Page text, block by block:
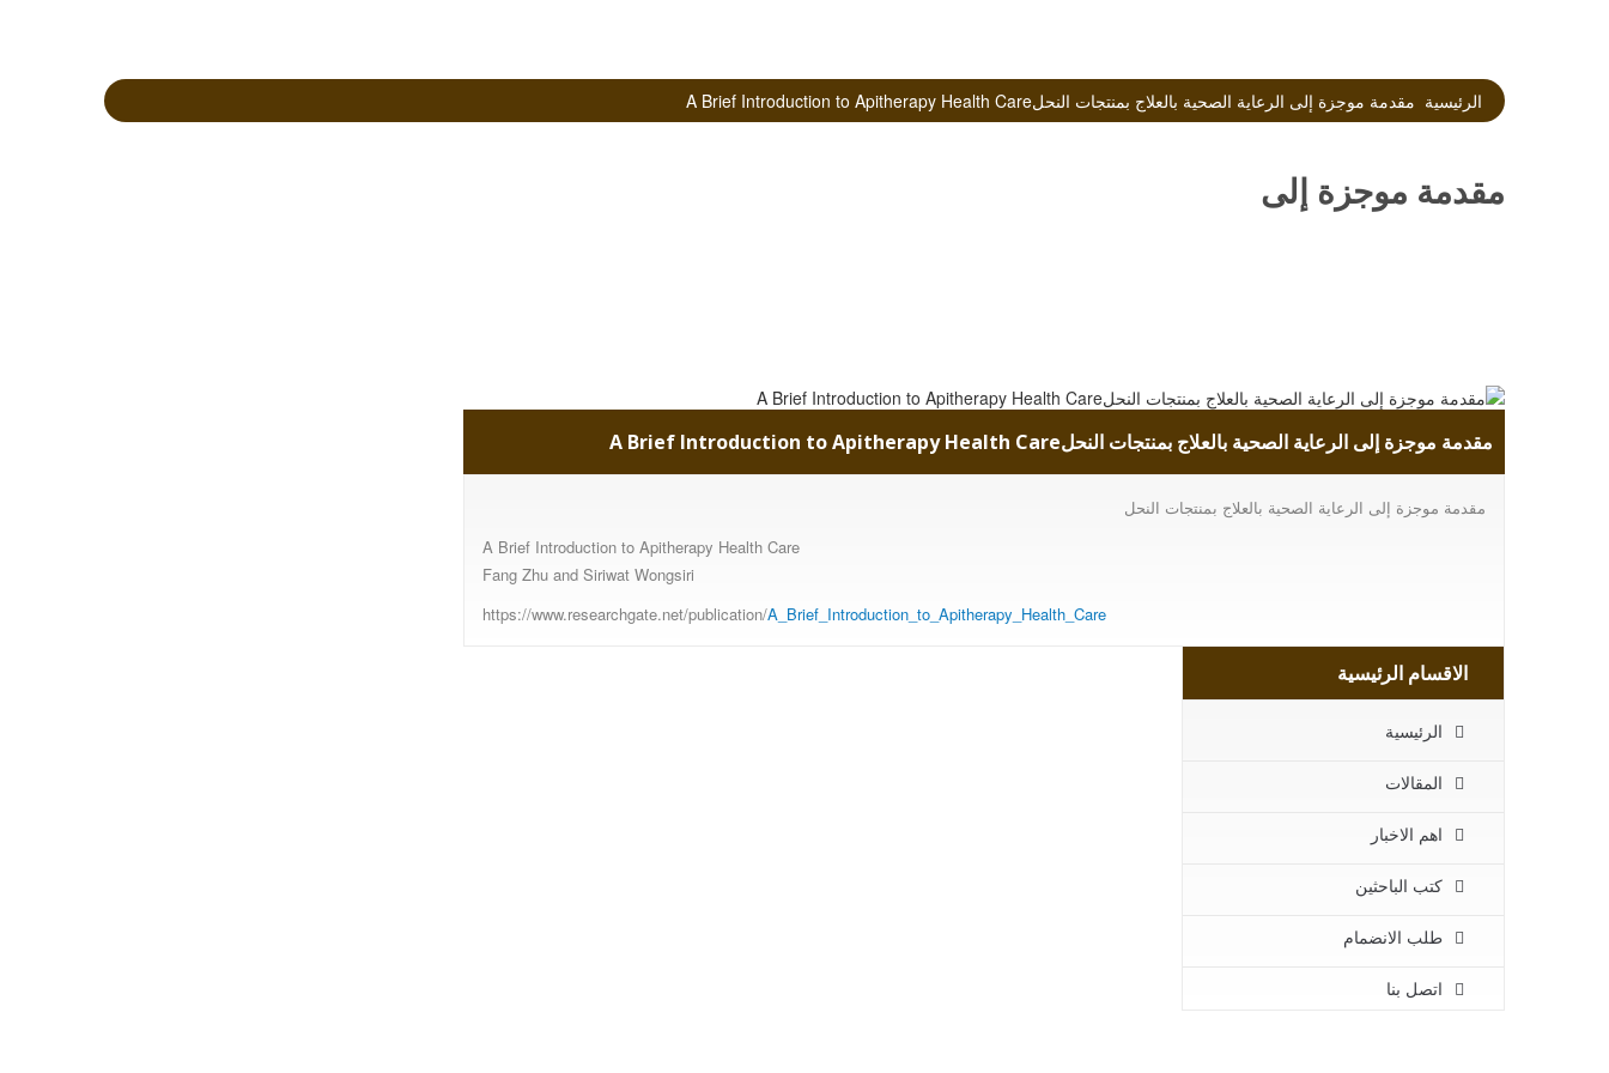
الرئيسية مقدمة موجزة إلى الرعاية الصحية بالعلاج بمنتجات النحلA Brief Introduction to Apitherapy Health Care
مقدمة موجزة إلى
Introduction to
Care
مقدمة موجزة إلى الرعاية الصحية بالعلاج بمنتجات النحلA Brief Introduction to Apitherapy Health Care
مقدمة موجزة إلى الرعاية الصحية بالعلاج بمنتجات النحل
A Brief Introduction to Apitherapy Health Care
Fang Zhu and Siriwat Wongsiri
https://www.researchgate.net/publication/A_Brief_Introduction_to_Apitherapy_Health_Care
الاقسام الرئيسية
الرئيسية
المقالات
اهم الاخبار
كتب الباحثين
طلب الانضمام
اتصل بنا